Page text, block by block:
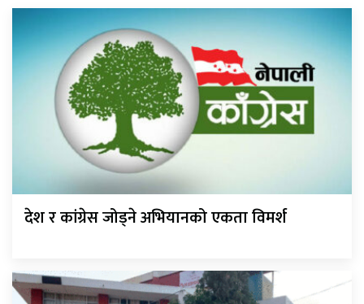
देश र कांग्रेस जोड्ने अभियानको एकता विमर्श